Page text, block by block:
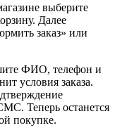
выберите
Далее
заказ» или
ФИО, телефон и
условия заказа.
Теперь останется
покупке.